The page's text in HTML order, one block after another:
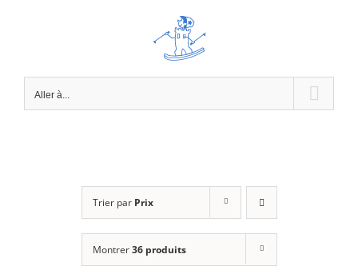
Aller à...
Trier par Prix
Montrer36 produits